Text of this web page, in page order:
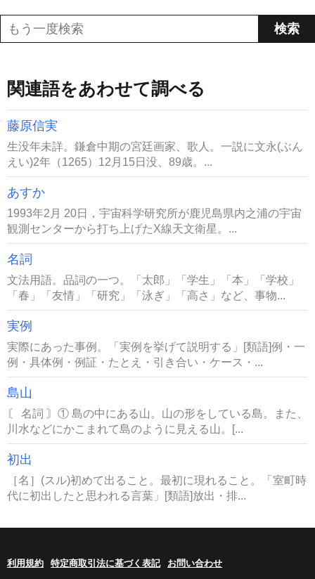
関連語をあわせて調べる
藤原信実
生没年未詳。鎌倉中期の宮廷画家、歌人。一説に文永(ぶん
えい)2年（1265）12月15日没、89歳。...
あすか
1993年2月 20日，宇宙科学研究所が鹿児島県内之浦の宇宙
観測センターから打ち上げたX線天文衛星。...
名詞
文法用語。品詞の一つ。「太郎」「学生」「本」「学校」
「春」「友情」「研究」「泳ぎ」「高さ」など、事物...
実例
実際にあった事例。「実例を挙げて説明する」[類語]例・一
例・具体例・例証・たとえ・引き合い・ケース・...
島山
〘 名詞 〙① 島の中にある山。山の形をしている島。また、
川水などにかこまれて島のように見える山。[...
初出
［名］(スル)初めて出ること。最初に現れること。「室町時
代に初出したと思われる言葉」[類語]放出・排...
利用規約 特定商取引法に基づく表記 お問い合わせ